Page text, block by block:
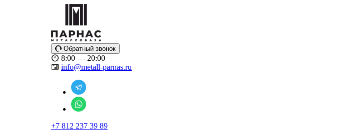
Обратный звонок
8:00 — 20:00
info@metall-parnas.ru
+7 812 237 39 89